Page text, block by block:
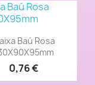
Vista rápida
Baú Rosa
0,76 €